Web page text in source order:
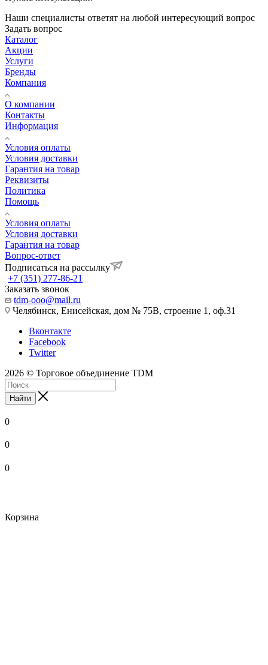
Наши специалисты ответят на любой интересующий вопрос
Задать вопрос
Каталог
Акции
Услуги
Бренды
Компания
О компании
Контакты
Информация
Условия оплаты
Условия доставки
Гарантия на товар
Реквизиты
Политика
Помощь
Условия оплаты
Условия доставки
Гарантия на товар
Вопрос-ответ
Подписаться на рассылку
+7 (351) 277-86-21
Заказать звонок
tdm-ooo@mail.ru
Челябинск, Енисейская, дом № 75В, строение 1, оф.31
Вконтакте
Facebook
Twitter
2026 © Торговое объединение TDM
Найти
0
0
0
Корзина